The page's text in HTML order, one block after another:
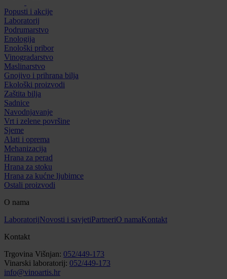
Popusti i akcije
Laboratorij
Podrumarstvo
Enologija
Enološki pribor
Vinogradarstvo
Maslinarstvo
Gnojivo i prihrana bilja
Ekološki proizvodi
Zaštita bilja
Sadnice
Navodnjavanje
Vrt i zelene površine
Sjeme
Alati i oprema
Mehanizacija
Hrana za perad
Hrana za stoku
Hrana za kućne ljubimce
Ostali proizvodi
O nama
LaboratorijNovosti i savjetiPartneriO namaKontakt
Kontakt
Trgovina Višnjan: 052/449-173
Vinarski laboratorij: 052/449-173
info@vinoartis.hr